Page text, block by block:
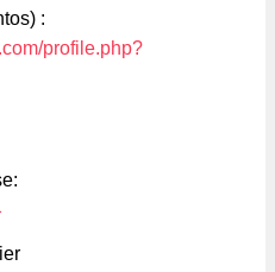
:
profile.php?